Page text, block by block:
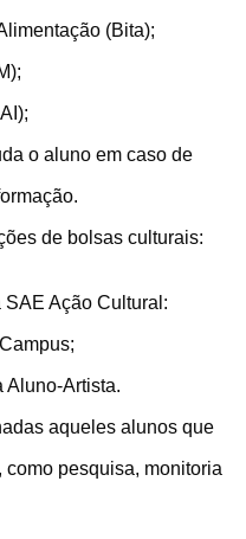
(Bita);
o aluno em caso de
de bolsas culturais:
Ação Cultural:
Aluno-Artista.
aqueles alunos que
pesquisa, monitoria